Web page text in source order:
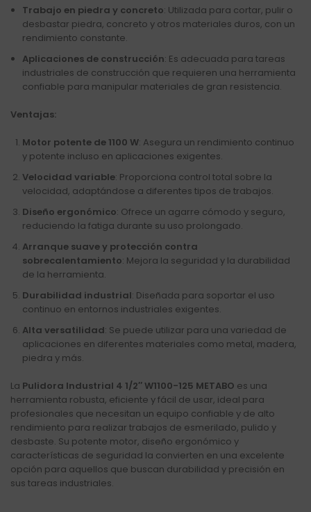
Trabajo en piedra y concreto: Utilizada para cortar, pulir o
desbastar piedra, concreto y otros materiales duros, con un
rendimiento constante.
Aplicaciones de construcción: Es adecuada para tareas
industriales de construcción que requieren una herramienta
confiable para manipular materiales de gran resistencia.
Ventajas:
Motor potente de 1100 W: Asegura un rendimiento continuo
y potente incluso en aplicaciones exigentes.
Velocidad variable: Proporciona control total sobre la
velocidad, adaptándose a diferentes tipos de trabajos.
Diseño ergonómico: Ofrece un agarre cómodo y seguro,
reduciendo la fatiga durante su uso prolongado.
Arranque suave y protección contra
sobrecalentamiento: Mejora la seguridad y la durabilidad
de la herramienta.
Durabilidad industrial: Diseñada para soportar el uso
continuo en entornos industriales exigentes.
Alta versatilidad: Se puede utilizar para una variedad de
aplicaciones en diferentes materiales como metal, madera,
piedra y más.
La Pulidora Industrial 4 1/2″ W1100-125 METABO es una
herramienta robusta, eficiente y fácil de usar, ideal para
profesionales que necesitan un equipo confiable y de alto
rendimiento para realizar trabajos de esmerilado, pulido y
desbaste. Su potente motor, diseño ergonómico y
características de seguridad la convierten en una excelente
opción para aquellos que buscan durabilidad y precisión en
sus tareas industriales.